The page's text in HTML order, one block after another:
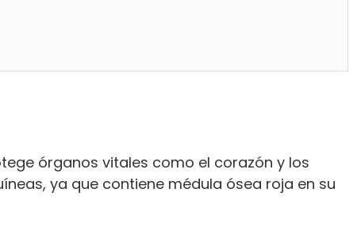
órganos vitales como el corazón y los
ya que contiene médula ósea roja en su